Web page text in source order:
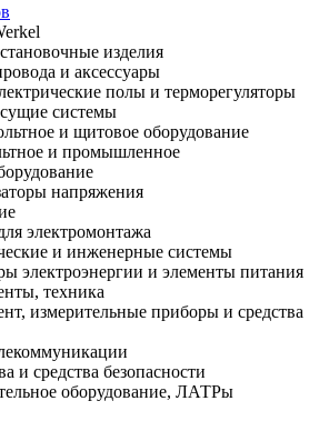
изделия
и аксессуары
полы и терморегуляторы
системы
и щитовое оборудование
и промышленное
напряжения
электромонтажа
и инженерные системы
электроэнергии и элементы питания
техника
измерительные приборы и средства
и средства безопасности
оборудование, ЛАТРы